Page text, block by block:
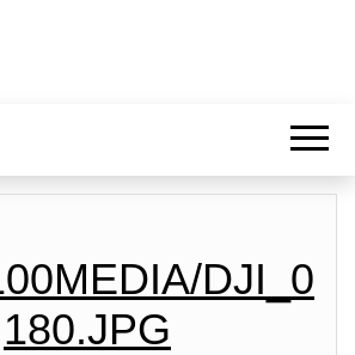
DJI_0
180.JPG